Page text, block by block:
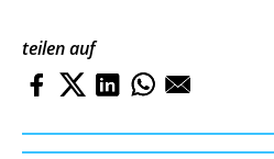
teilen auf